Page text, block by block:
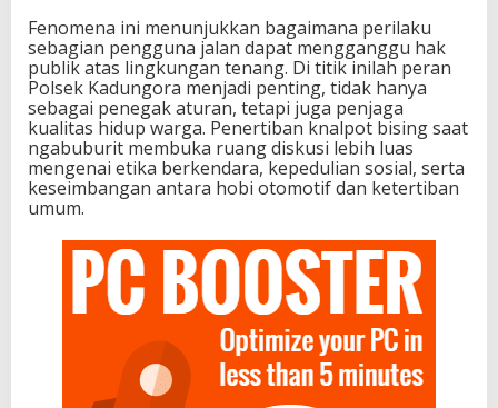
Fenomena ini menunjukkan bagaimana perilaku
sebagian pengguna jalan dapat mengganggu hak
publik atas lingkungan tenang. Di titik inilah peran
Polsek Kadungora menjadi penting, tidak hanya
sebagai penegak aturan, tetapi juga penjaga
kualitas hidup warga. Penertiban knalpot bising saat
ngabuburit membuka ruang diskusi lebih luas
mengenai etika berkendara, kepedulian sosial, serta
keseimbangan antara hobi otomotif dan ketertiban
umum.